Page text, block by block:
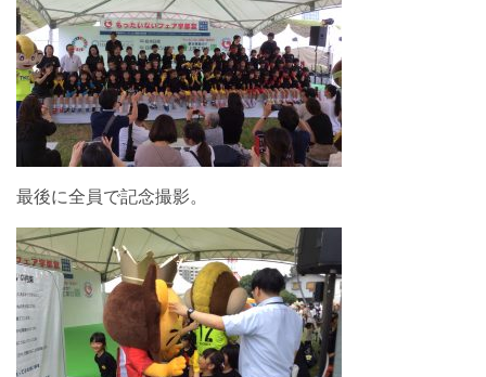
最後に全員で記念撮影。